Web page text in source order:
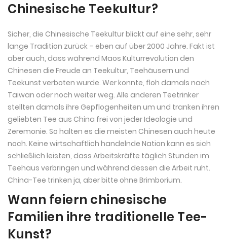
Chinesische Teekultur?
Sicher, die Chinesische Teekultur blickt auf eine sehr, sehr
lange Tradition zurück – eben auf über 2000 Jahre. Fakt ist
aber auch, dass während Maos Kulturrevolution den
Chinesen die Freude an Teekultur, Teehäusern und
Teekunst verboten wurde. Wer konnte, floh damals nach
Taiwan oder noch weiter weg. Alle anderen Teetrinker
stellten damals ihre Gepflogenheiten um und tranken ihren
geliebten Tee aus China frei von jeder Ideologie und
Zeremonie. So halten es die meisten Chinesen auch heute
noch. Keine wirtschaftlich handelnde Nation kann es sich
schließlich leisten, dass Arbeitskräfte täglich Stunden im
Teehaus verbringen und während dessen die Arbeit ruht.
China-Tee trinken ja, aber bitte ohne Brimborium.
Wann feiern chinesische
Familien ihre traditionelle Tee-
Kunst?